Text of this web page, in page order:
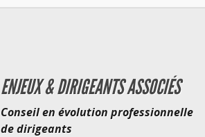
ENJEUX & DIRIGEANTS ASSOCIÉS
Conseil en évolution professionnelle
de dirigeants